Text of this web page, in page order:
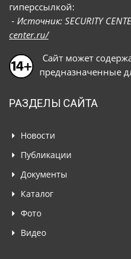
гиперссылкой:
- Источник: SECURITY
center.ru/
Сайт может
предназначенные
РАЗДЕЛЫ САЙТА
Новости
Публикации
Документы
Каталог
Фото
Видео